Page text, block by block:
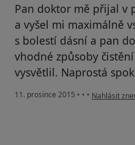
Pan doktor mě přijal v
a vyšel mi maximálně
s bolestí dásní a pan
vhodné způsoby
vysvětlil. Naprostá
11. prosince 2015 • • • podle
Nahlásit